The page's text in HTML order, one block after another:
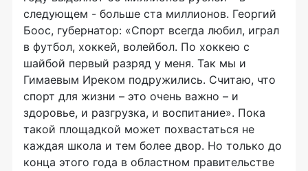
следующем - больше ста миллионов. Георгий
Боос, губернатор: «Спорт всегда любил, играл
в футбол, хоккей, волейбол. По хоккею с
шайбой первый разряд у меня. Так мы и
Гимаевым Иреком подружились. Считаю, что
спорт для жизни – это очень важно – и
здоровье, и разгрузка, и воспитание». Пока
такой площадкой может похвастаться не
каждая школа и тем более двор. Но только до
конца этого года в областном правительстве